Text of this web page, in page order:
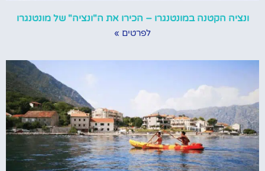
ונציה הקטנה במונטנגרו – הכירו את ה"ונציה" של מונטנגרו
לפרטים »